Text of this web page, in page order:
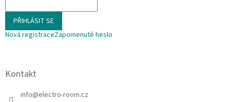
PŘIHLÁSIT SE
Nová registraceZapomenuté heslo
Kontakt
info@electro-room.cz